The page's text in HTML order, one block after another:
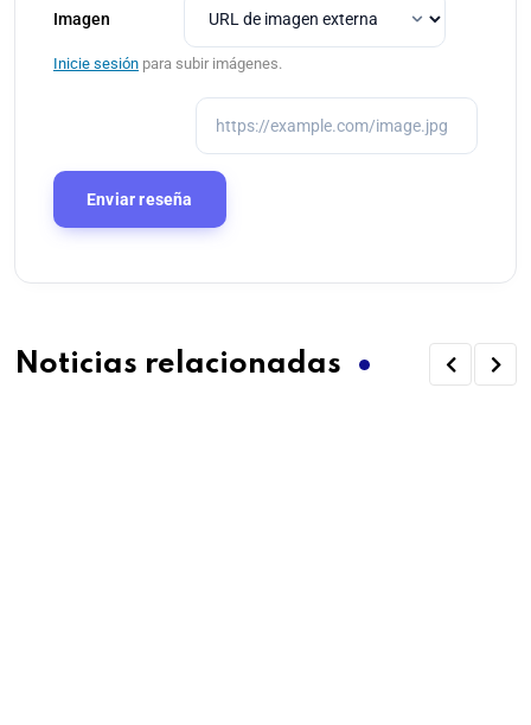
Imagen
Inicie sesión para subir imágenes.
Noticias relacionadas